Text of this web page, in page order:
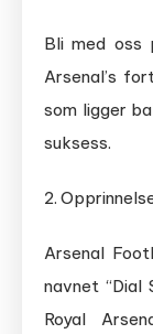
Bli med oss
Arsenal’s
som ligger
suksess.
2.
Arsenal
navnet “Dial
Royal